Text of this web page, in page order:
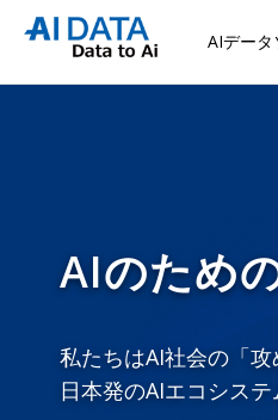
AIデータ
AIのため
私たちはAI社会の「攻
日本発のAIエコシステ